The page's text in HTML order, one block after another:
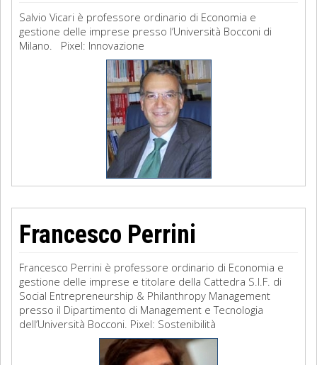
Salvio Vicari è professore ordinario di Economia e
gestione delle imprese presso l’Università Bocconi di
Milano. Pixel: Innovazione
Francesco Perrini
Francesco Perrini è professore ordinario di Economia e
gestione delle imprese e titolare della Cattedra S.I.F. di
Social Entrepreneurship & Philanthropy Management
presso il Dipartimento di Management e Tecnologia
dell’Università Bocconi. Pixel: Sostenibilità